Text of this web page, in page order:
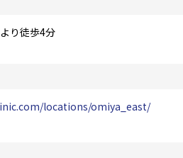
り徒歩4分
locations/omiya_east/